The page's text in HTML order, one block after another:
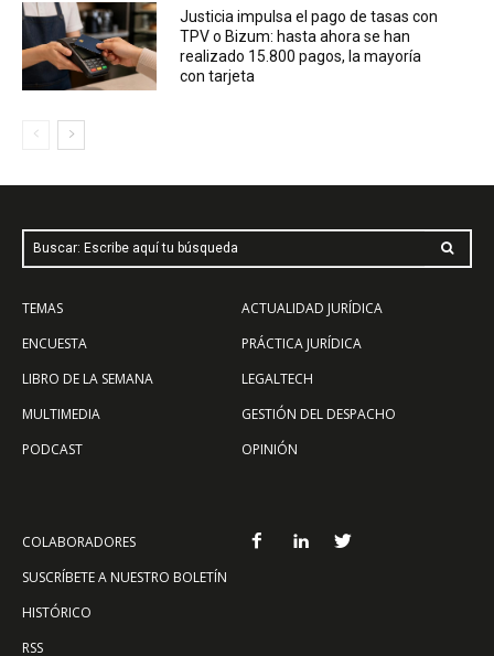
Justicia impulsa el pago de tasas con
TPV o Bizum: hasta ahora se han
realizado 15.800 pagos, la mayoría
con tarjeta
Buscar: Escribe aquí tu búsqueda
TEMAS
ENCUESTA
LIBRO DE LA SEMANA
MULTIMEDIA
PODCAST
ACTUALIDAD JURÍDICA
PRÁCTICA JURÍDICA
LEGALTECH
GESTIÓN DEL DESPACHO
OPINIÓN
COLABORADORES
SUSCRÍBETE A NUESTRO BOLETÍN
HISTÓRICO
RSS